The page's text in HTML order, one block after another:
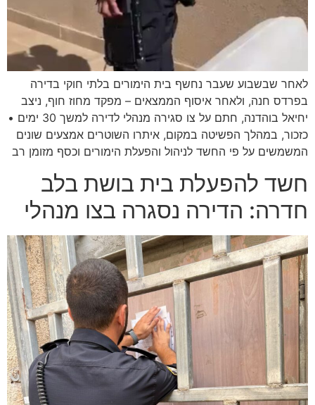
לאחר שבשבוע שעבר נחשף בית הימורים בלתי חוקי בדירה
בפרדס חנה, ולאחר איסוף הממצאים – מפקד מחוז חוף, ניצב
יחיאל בוהדנה, חתם על צו סגירה מנהלי לדירה למשך 30 ימים •
כזכור, במהלך הפשיטה במקום, איתרו השוטרים אמצעים שונים
המשמשים על פי החשד לניהול והפעלת הימורים וכסף מזומן רב
חשד להפעלת בית בושת בלב
חדרה: הדירה נסגרה בצו מנהלי